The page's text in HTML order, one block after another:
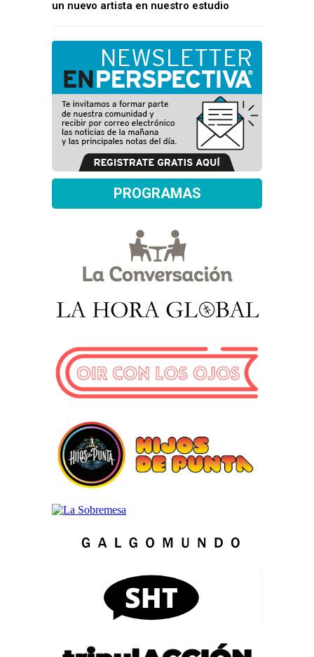
un nuevo artista en nuestro estudio
PROGRAMAS